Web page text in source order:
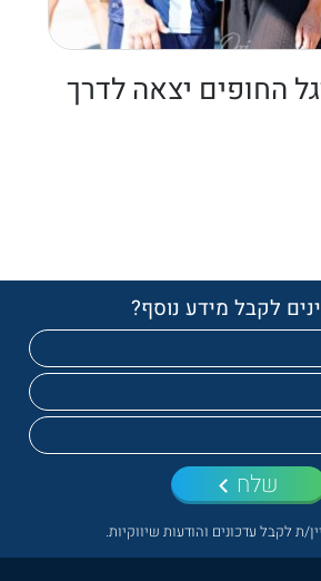
החופים יצאה לדרך
לקבל מידע נוסף?
ת לקבל עדכונים והודעות שיווקיות.
שלח